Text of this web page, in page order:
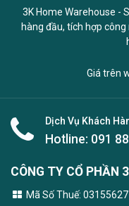
3K Home Warehouse -
hàng đầu, tích hợp
Giá trên
Dịch Vụ Khách
Hotline: 091
CÔNG TY CỔ PHẦN
Mã Số Thuế: